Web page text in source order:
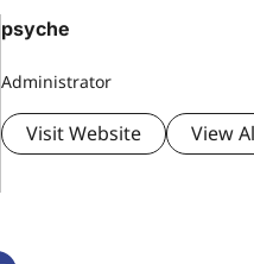
psyche
Administrator
Visit Website View